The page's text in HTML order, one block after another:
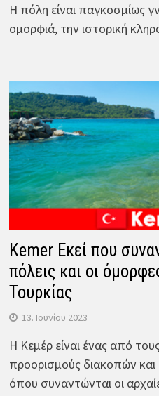
Η πόλη είναι παγκοσμίως
ομορφιά, την ιστορική
Kemer Εκεί που
πόλεις και οι
Τουρκίας
13. Ιουνίου 2023
Η Κεμέρ είναι ένας από
προορισμούς διακοπών
όπου συναντώνται οι